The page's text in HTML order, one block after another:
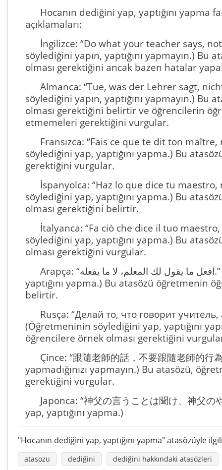
Hocanın dediğini yap, yaptığını yapma
açıklamaları:
İngilizce: “Do what your teacher says,
söylediğini yapın, yaptığını yapmayın.)
olması gerektiğini ancak bazen hatalar
Almanca: “Tue, was der Lehrer sagt,
söylediğini yapın, yaptığını yapmayın.)
olması gerektiğini belirtir ve öğrencilerin
etmemeleri gerektiğini vurgular.
Fransızca: “Fais ce que te dit ton
söylediğini yap, yaptığını yapma.) Bu
gerektiğini vurgular.
İspanyolca: “Haz lo que dice tu
söylediğini yap, yaptığını yapma.) Bu
olması gerektiğini belirtir.
İtalyanca: “Fa ciò che dice il tuo
söylediğini yap, yaptığını yapma.) Bu
olması gerektiğini vurgular.
Arapça: “افعل ما يقول لك المعلم، لا ما يفعله.” (Öğretmeninin söylediğini yap,
yaptığını yapma.) Bu atasözü öğretmenin
belirtir.
Rusça: “Делай то, что говорит
(Öğretmeninin söylediğini yap, yaptığını
öğrencilere örnek olması gerektiğini
Çince: “跟隨老師的話，不要跟隨老師的
yapmadığınızı yapmayın.) Bu atasözü,
gerektiğini vurgular.
Japonca: “神父の言うことは聞け、神父
yap, yaptığını yapma.)
"Hocanın dediğini yap, yaptığını yapma" atasözüyle
atasozu dediğini
dediğini hakkındaki atasözleri